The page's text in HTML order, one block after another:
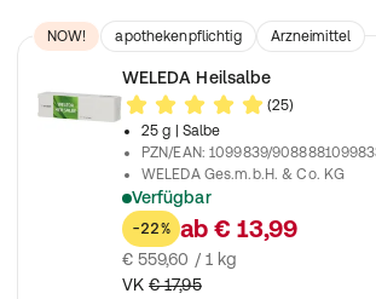
NOW! apothekenpflichtig Arzneimittel
WELEDA Heilsalbe
(25)
25 g
| Salbe
PZN/EAN:1099839/
WELEDA Ges.m.b.H. & Co. KG
Verfügbar
Zur Behandlung von eitrig-
-22% ab € 13,99
€ 559,60 / 1 kg
VK € 17,95